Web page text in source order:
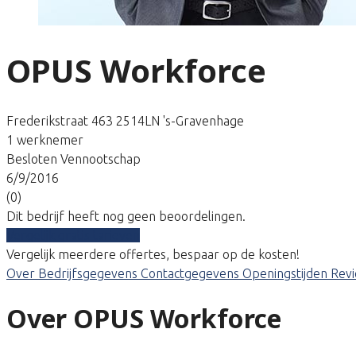
OPUS Workforce
Frederikstraat 463 2514LN 's-Gravenhage
1 werknemer
Besloten Vennootschap
6/9/2016
(0)
Dit bedrijf heeft nog geen beoordelingen.
Vergelijk meerdere offertes, bespaar op de kosten!
Over Bedrijfsgegevens Contactgegevens Openingstijden
Over OPUS Workforce